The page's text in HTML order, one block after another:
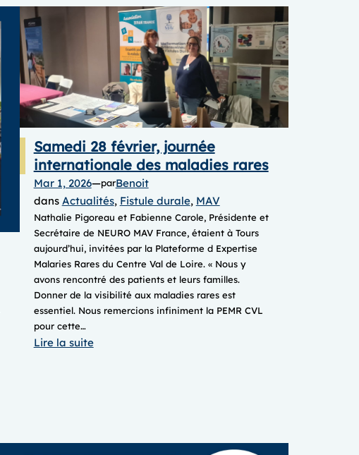
Samedi 28 février, journée
internationale des maladies rares
Mar 1, 2026—parBenoit
dans Actualités, Fistule durale, MAV
Nathalie Pigoreau et Fabienne Carole, Présidente et
Secrétaire de NEURO MAV France, étaient à Tours
aujourd’hui, invitées par la Plateforme d Expertise
Malaries Rares du Centre Val de Loire. « Nous y
avons rencontré des patients et leurs familles.
Donner de la visibilité aux maladies rares est
essentiel. Nous remercions infiniment la PEMR CVL
pour cette…
Lire la suite:
des